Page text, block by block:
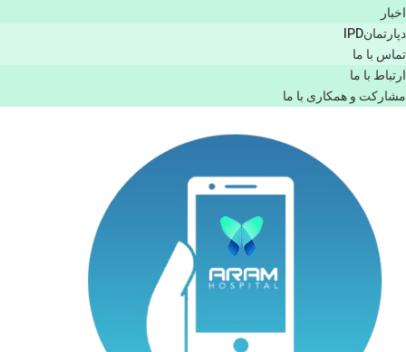
اخبار
دپارتمانIPD
تماس با ما
ارتباط با ما
مشاركت و همكاری با ما